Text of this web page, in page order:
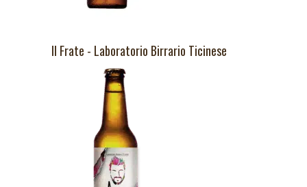
Il Frate - Laboratorio Birrario Ticinese